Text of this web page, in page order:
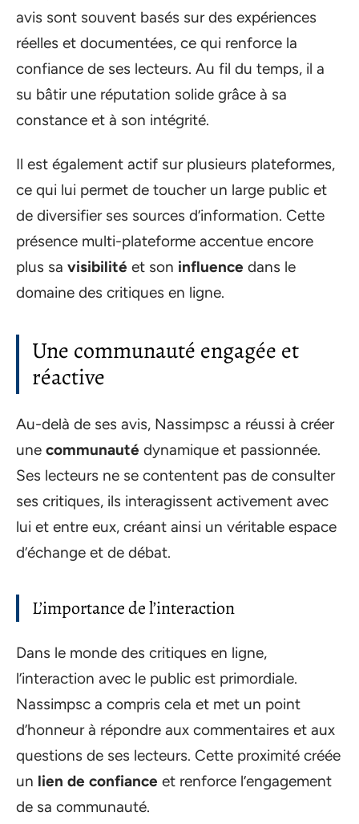
avis sont souvent basés sur des expériences
réelles et documentées, ce qui renforce la
confiance de ses lecteurs. Au fil du temps, il a
su bâtir une réputation solide grâce à sa
constance et à son intégrité.
Il est également actif sur plusieurs plateformes,
ce qui lui permet de toucher un large public et
de diversifier ses sources d’information. Cette
présence multi-plateforme accentue encore
plus sa visibilité et son influence dans le
domaine des critiques en ligne.
Une communauté engagée et
réactive
Au-delà de ses avis, Nassimpsc a réussi à créer
une communauté dynamique et passionnée.
Ses lecteurs ne se contentent pas de consulter
ses critiques, ils interagissent activement avec
lui et entre eux, créant ainsi un véritable espace
d’échange et de débat.
L’importance de l’interaction
Dans le monde des critiques en ligne,
l’interaction avec le public est primordiale.
Nassimpsc a compris cela et met un point
d’honneur à répondre aux commentaires et aux
questions de ses lecteurs. Cette proximité créée
un lien de confiance et renforce l’engagement
de sa communauté.